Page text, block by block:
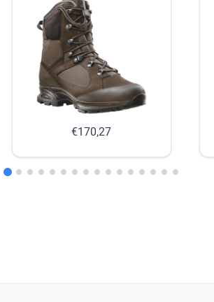
€170,27